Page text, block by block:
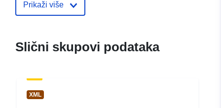
Prikaži više
Slični skupovi podataka
XML